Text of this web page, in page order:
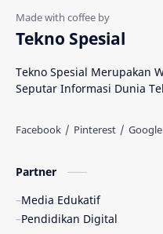
Tekno Spesial
Tekno Spesial Merupakan
Seputar Informasi Dunia
Partner
Media Edukatif
Pendidikan Digital